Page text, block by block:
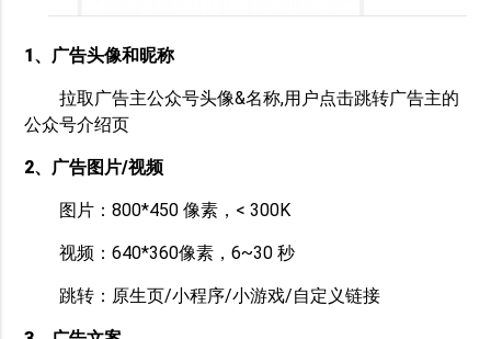
1、广告头像和昵称
拉取广告主公众号头像&名称,用户点击跳转广告主的
公众号介绍页
2、广告图片/视频
图片：800*450 像素，< 300K
视频：640*360像素，6~30 秒
跳转：原生页/小程序/小游戏/自定义链接